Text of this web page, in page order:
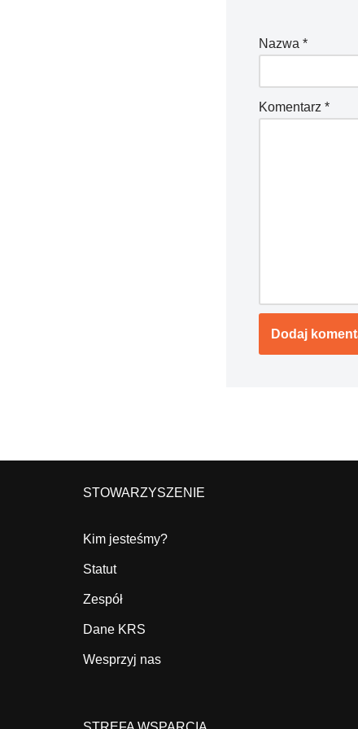
Nazwa *
Komentarz *
STOWARZYSZENIE
Kim jesteśmy?
Statut
Zespół
Dane KRS
Wesprzyj nas